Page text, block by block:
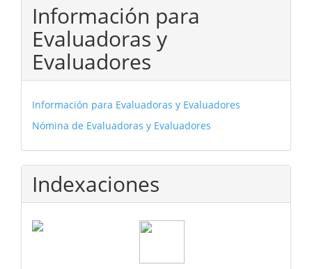
Información para
Evaluadoras y
Evaluadores
Información para Evaluadoras y Evaluadores
Nómina de Evaluadoras y Evaluadores
Indexaciones